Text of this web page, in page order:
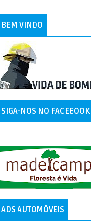
BEM VINDO
SIGA-NOS NO FACEBOOK
ADS AUTOMÓVEIS